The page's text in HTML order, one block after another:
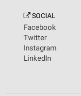
SOCIAL
Facebook
Twitter
Instagram
LinkedIn
Quellen
Entwicklung und
Verwendung
Inhalten